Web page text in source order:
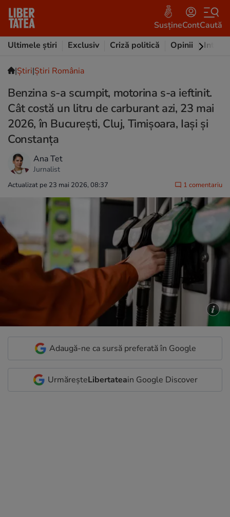
SusțineContCaută
Ultimele știri
Exclusiv Criză politică Opinii
|Ştiri|Știri România
Benzina s-a scumpit, motorina s-a ieftinit.
Cât costă un litru de carburant azi, 23 mai
2026, în București, Cluj, Timișoara, Iași și
Constanța
Ana Tet
Jurnalist
Actualizat pe 23 mai 2026, 08:37 1 comentariu
Adaugă-ne ca sursă preferată în Google
UrmăreșteLibertateain Google Discover